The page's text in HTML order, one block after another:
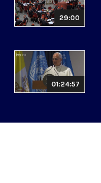
29:00
01:24:57